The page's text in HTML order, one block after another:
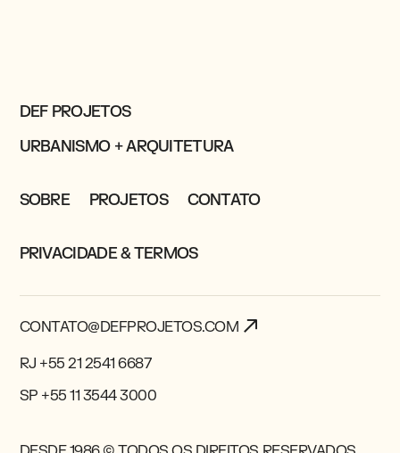
DEF PROJETOS
URBANISMO + ARQUITETURA
SOBRE PROJETOS CONTATO
PRIVACIDADE & TERMOS
CONTATO@DEFPROJETOS.COM
RJ +55 21 2541 6687
SP +55 11 3544 3000